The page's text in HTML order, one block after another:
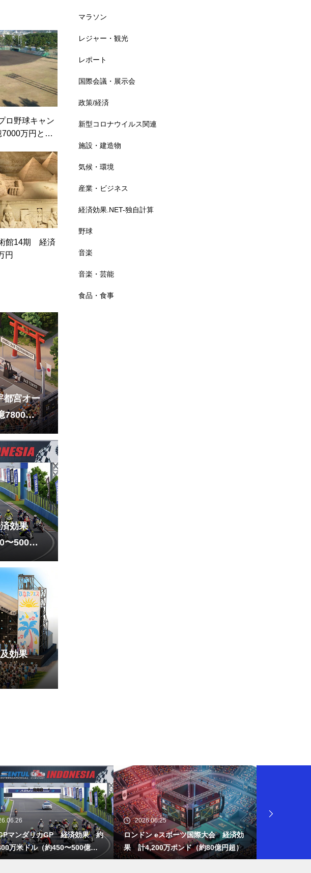
り、経済効
果3700億円
カGP 経済効
米ドル（約45
（約80億円超）
ラ競技大会
億円
ズン経済波
円
を2年間ゼロ
（年間）
サミット 経済
による経済
効果 634億
県への経済波
円
立山黒部アルペンルートへのア
クセス「立山線」経済効果45億
円
ロ野球キャン
万円と試
館14期 経済
円
都宮オー
7800万
済効果
〜500億
及効果
マラソン
レジャー・観光
レポート
国際会議・展示会
政策/経済
新型コロナウイルス関連
施設・建造物
気候・環境
産業・ビジネス
経済効果.NET-独自計算
野球
音楽
音楽・芸能
食品・食事
マンダリカGP 経済効果 約
万米ドル（約450〜500億
2026.06.25
ロンドン eスポーツ国際大会 経済効
果 計4,200万ポンド（約80億円超）